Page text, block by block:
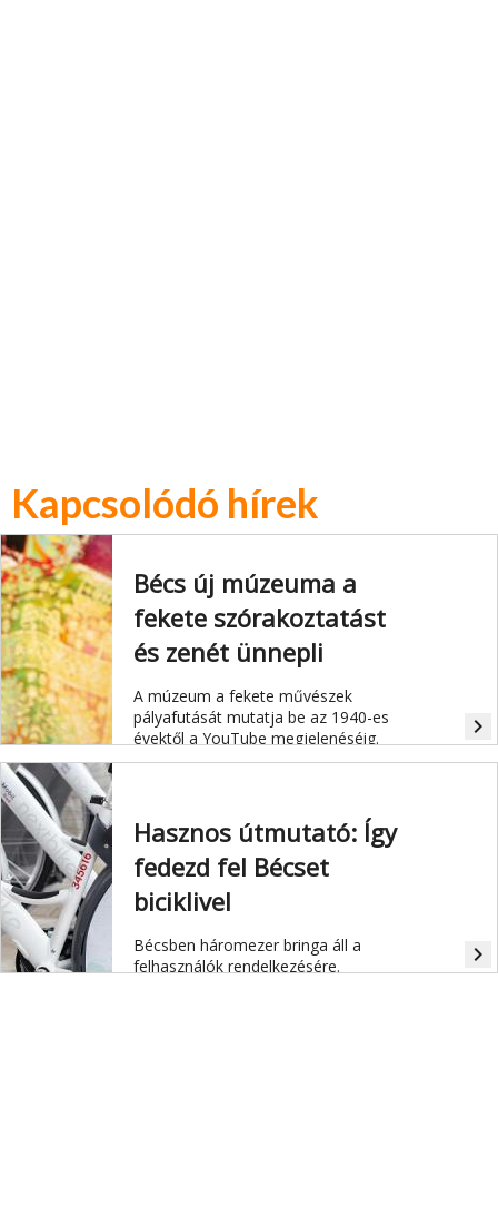
Kapcsolódó hírek
Bécs új múzeuma a
fekete szórakoztatást
és zenét ünnepli
A múzeum a fekete művészek
pályafutását mutatja be az 1940-es
évektől a YouTube megjelenéséig.
navigate_next
Hasznos útmutató: Így
fedezd fel Bécset
biciklivel
Bécsben háromezer bringa áll a
felhasználók rendelkezésére.
navigate_next